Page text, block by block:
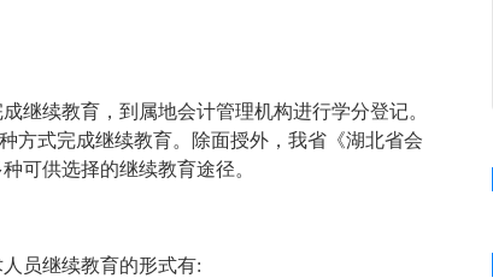
继续教育，到属地会计管理机构进行学分登记。
方式完成继续教育。除面授外，我省《湖北省会
可供选择的继续教育途径。
员继续教育的形式有: